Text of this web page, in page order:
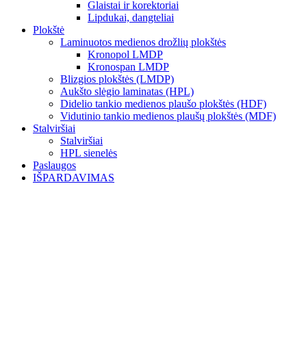
Glaistai ir korektoriai
Lipdukai, dangteliai
Plokštė
Laminuotos medienos drožlių plokštės
Kronopol LMDP
Kronospan LMDP
Blizgios plokštės (LMDP)
Aukšto slėgio laminatas (HPL)
Didelio tankio medienos plaušo plokštės (HDF)
Vidutinio tankio medienos plaušų plokštės (MDF)
Stalviršiai
Stalviršiai
HPL sienelės
Paslaugos
IŠPARDAVIMAS